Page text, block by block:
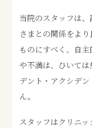
当院のスタッフは
さまとの関係をよ
ものにすべく、自
や不満は、ひいて
デント・アクシデ
ん。
スタッフはクリニ